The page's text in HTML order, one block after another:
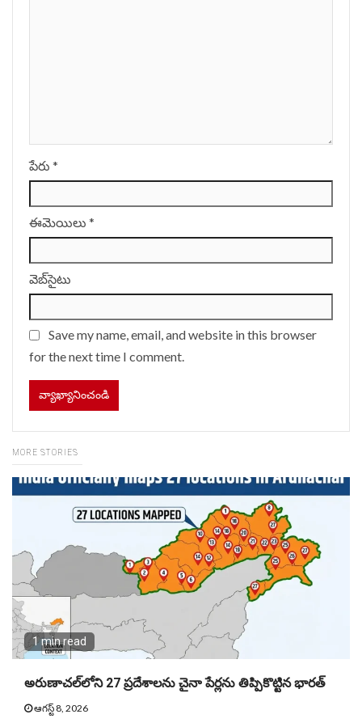
పేరు *
ఈమెయిలు *
వెబ్‌సైటు
Save my name, email, and website in this browser
for the next time I comment.
MORE STORIES
1 min read
అరుణాచల్‌లోని 27 ప్రదేశాలను చైనా పేర్లను తిప్పికొట్టిన భారత్
ఆగస్ట్ 8, 2026